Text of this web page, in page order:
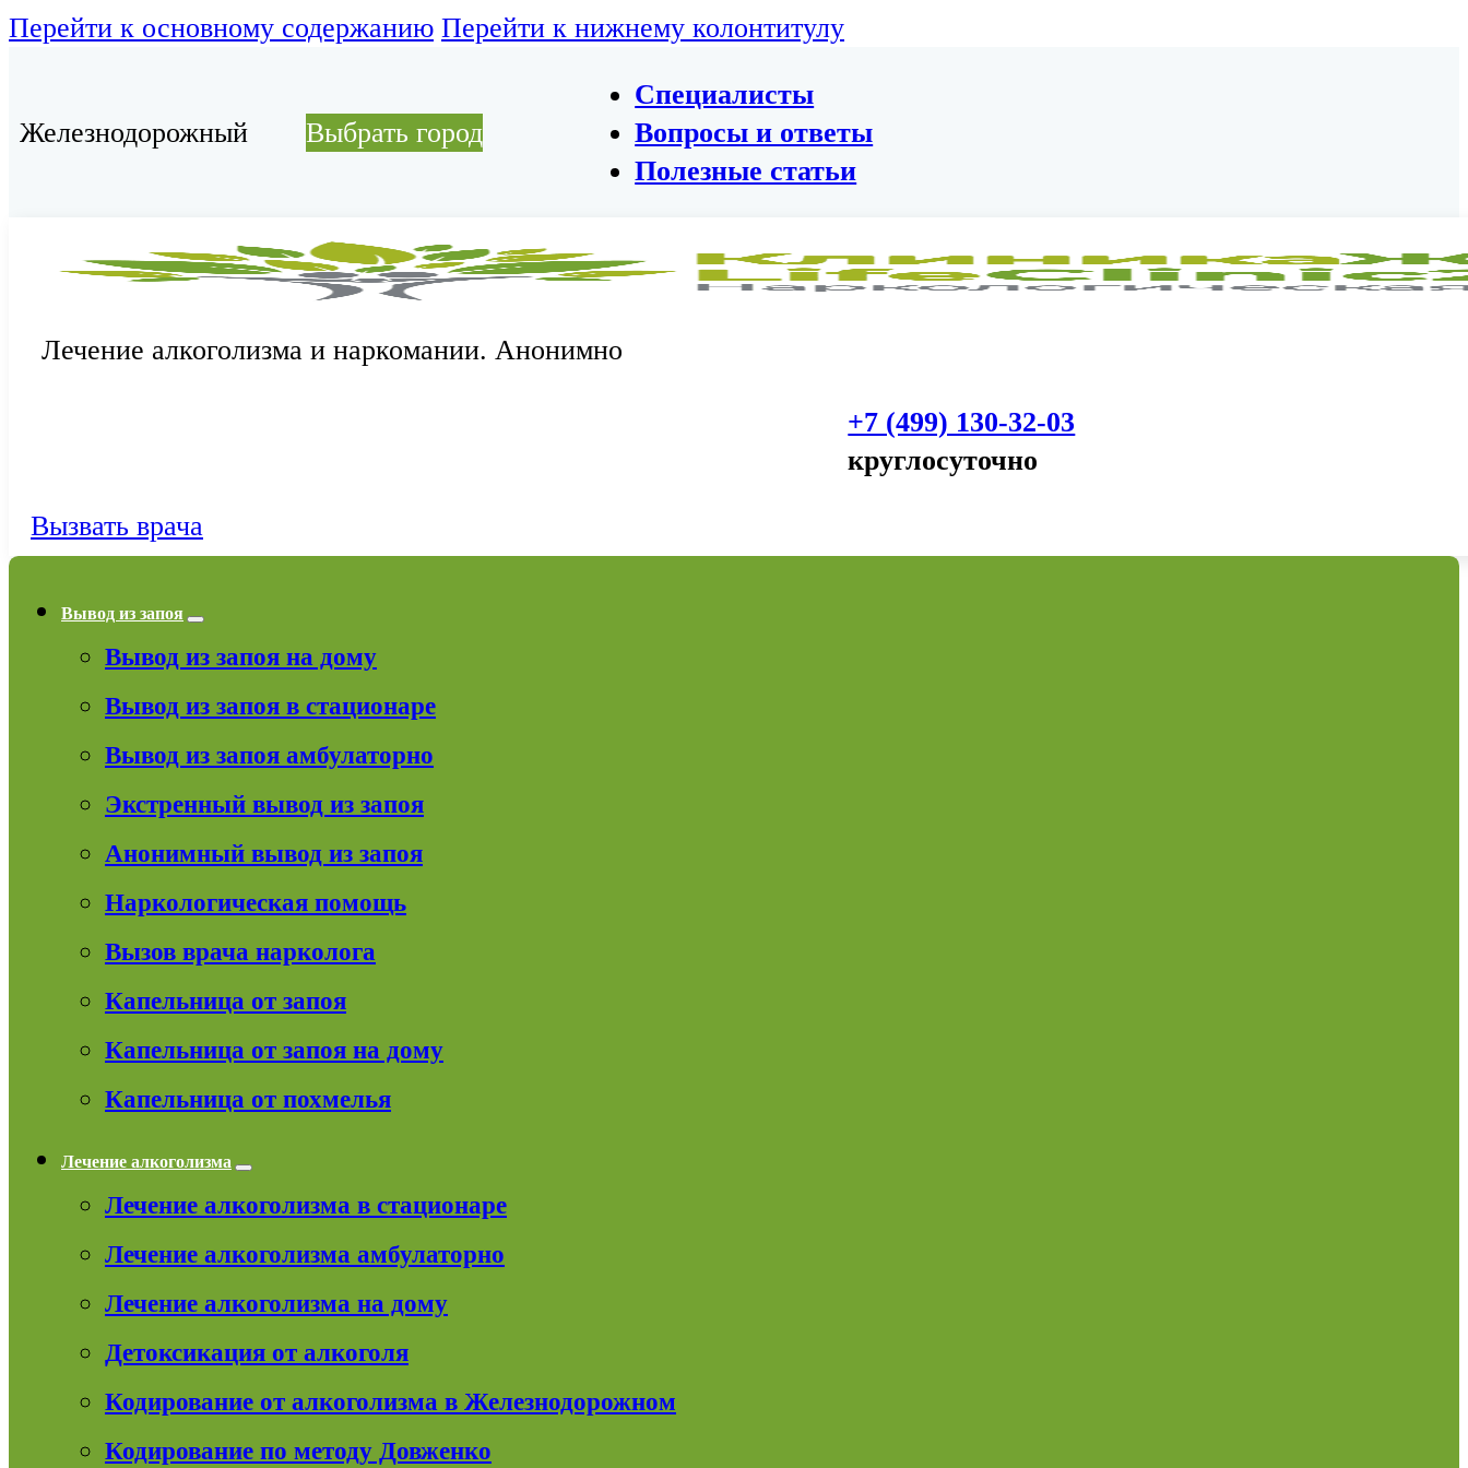
Перейти к основному содержанию Перейти к нижнему колонтитулу
Железнодорожный Выбрать город
Специалисты
Вопросы и ответы
Полезные статьи
Лечение алкоголизма и наркомании. Анонимно
+7 (499) 130-32-03
круглосуточно
Вызвать врача
Вывод из запоя
Вывод из запоя на дому
Вывод из запоя в стационаре
Вывод из запоя амбулаторно
Экстренный вывод из запоя
Анонимный вывод из запоя
Наркологическая помощь
Вызов врача нарколога
Капельница от запоя
Капельница от запоя на дому
Капельница от похмелья
Лечение алкоголизма
Лечение алкоголизма в стационаре
Лечение алкоголизма амбулаторно
Лечение алкоголизма на дому
Детоксикация от алкоголя
Кодирование от алкоголизма в Железнодорожном
Кодирование по методу Довженко